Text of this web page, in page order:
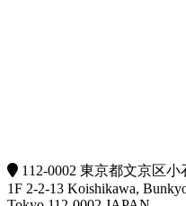
112-0002 東京都文京区小
1F 2-2-13 Koishikawa,